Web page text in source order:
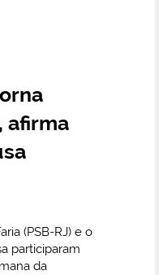
afirma
(PSB-RJ) e o
participaram
da